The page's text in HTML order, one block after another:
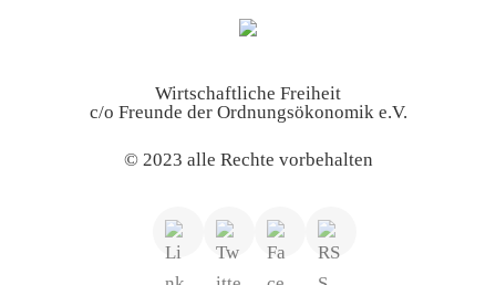
Wirtschaftliche Freiheit
c/o Freunde der Ordnungsökonomik e.V.
© 2023 alle Rechte vorbehalten